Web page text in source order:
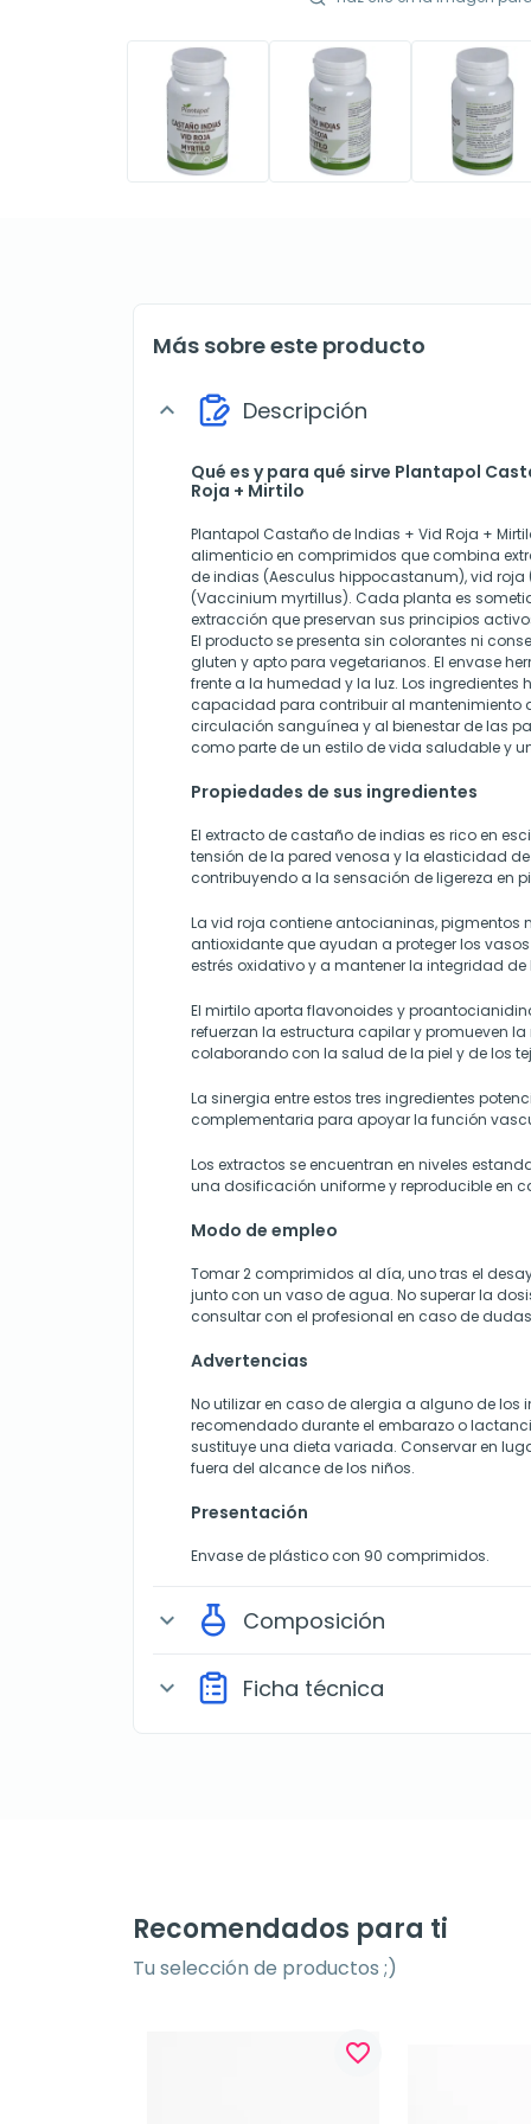
Más sobre este producto
expand_more Descripción
Qué es y para qué sirve Plantapol
Roja + Mirtilo
Plantapol Castaño de Indias + Vid Roja +
alimenticio en comprimidos que combina
de indias (Aesculus hippocastanum), vid roja
(Vaccinium myrtillus). Cada planta es
extracción que preservan sus principios
El producto se presenta sin colorantes ni
gluten y apto para vegetarianos. El envase
frente a la humedad y la luz. Los ingredientes
capacidad para contribuir al mantenimiento
circulación sanguínea y al bienestar de las
como parte de un estilo de vida saludable y
Propiedades de sus ingredientes
El extracto de castaño de indias es rico en
tensión de la pared venosa y la elasticidad
contribuyendo a la sensación de ligereza en
La vid roja contiene antocianinas, pigmentos
antioxidante que ayudan a proteger los
estrés oxidativo y a mantener la integridad de
El mirtilo aporta flavonoides y
refuerzan la estructura capilar y promueven
colaborando con la salud de la piel y de los
La sinergia entre estos tres ingredientes
complementaria para apoyar la función
Los extractos se encuentran en niveles
una dosificación uniforme y reproducible en
Modo de empleo
Tomar 2 comprimidos al día, uno tras el
junto con un vaso de agua. No superar la
consultar con el profesional en caso de
Advertencias
No utilizar en caso de alergia a alguno de los
recomendado durante el embarazo o
sustituye una dieta variada. Conservar en
fuera del alcance de los niños.
Presentación
Envase de plástico con 90 comprimidos.
expand_more Composición
expand_more Ficha técnica
Recomendados para ti
Tu selección de productos ;)
favorite_border